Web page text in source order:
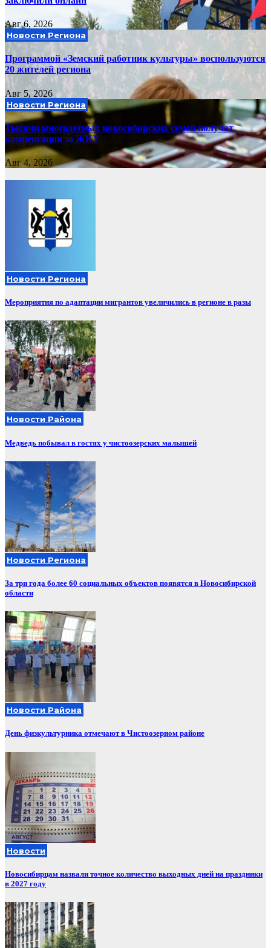
Авг 6, 2026
Новости Региона
Программой «Земский работник культуры» воспользуются
20 жителей региона
Авг 5, 2026
Новости Региона
Тысячи многодетных новосибирских семей получат
компенсации за ЖКУ
Авг 4, 2026
Новости Региона
Мероприятия по адаптации мигрантов увеличились в регионе в разы
Новости Района
Медведь побывал в гостях у чистоозерских малышей
Новости Региона
За три года более 60 социальных объектов появятся в Новосибирской
области
Новости Района
День физкультурника отмечают в Чистоозерном районе
Новости
Новосибирцам назвали точное количество выходных дней на праздники
в 2027 году